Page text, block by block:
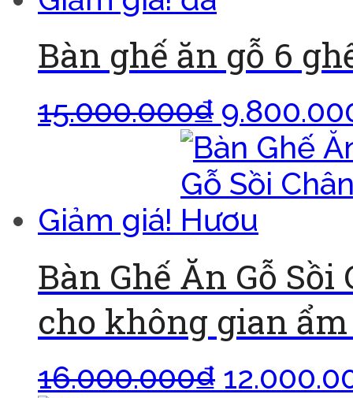
Bàn ghế ăn gỗ 6
15.000.000₫
Giảm giá!
Bàn Ghế Ăn Gỗ
cho không gian
16.000.000₫